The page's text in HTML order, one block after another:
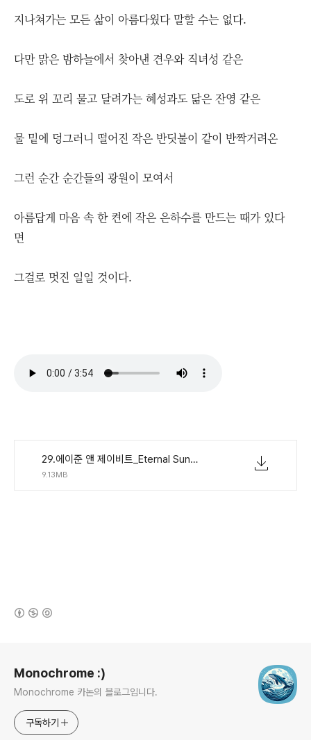
지나쳐가는 모든 삶이 아름다웠다 말할 수는 없다.
다만 맑은 밤하늘에서 찾아낸 견우와 직녀성 같은
도로 위 꼬리 물고 달려가는 혜성과도 닮은 잔영 같은
물 밑에 덩그러니 떨어진 작은 반딧불이 같이 반짝거려온
그런 순간 순간들의 광원이 모여서
아름답게 마음 속 한 켠에 작은 은하수를 만드는 때가 있다
면
그걸로 멋진 일일 것이다.
29.에이준 앤 제이비트_Eternal Sunshine.mp3
9.13MB
Monochrome :)
Monochrome 카논의 블로그입니다.
구독하기